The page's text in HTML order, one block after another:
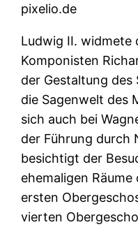
pixelio.de
Ludwig II. widmete
Komponisten
der Gestaltung des
die Sagenwelt des
sich auch bei
der Führung durch
besichtigt der
ehemaligen
ersten
vierten